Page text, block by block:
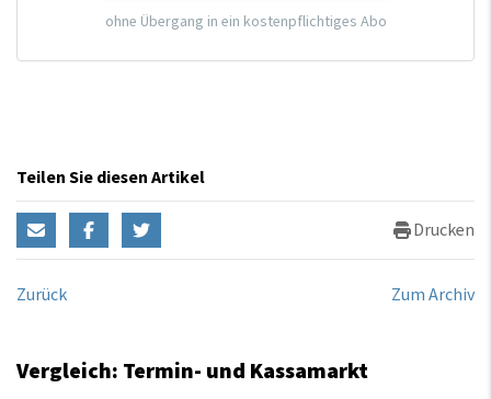
ohne Übergang in ein kostenpflichtiges Abo
Teilen Sie diesen Artikel
Drucken
Zurück Zum Archiv
Vergleich: Termin- und Kassamarkt